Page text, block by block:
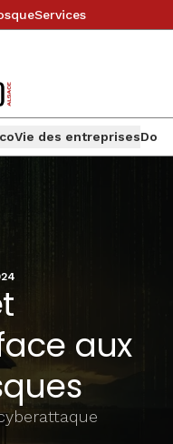
Services
Vie des entreprises
aux